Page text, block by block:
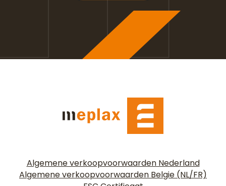
Algemene verkoopvoorwaarden Nederland
Algemene verkoopvoorwaarden Belgie (NL/FR)